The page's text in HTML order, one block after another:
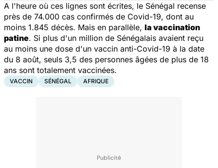
A l'heure où ces lignes sont écrites, le Sénégal recense
près de 74.000 cas confirmés de Covid-19, dont au
moins 1.845 décès. Mais en parallèle, la vaccination
patine. Si plus d'un million de Sénégalais avaient reçu
au moins une dose d'un vaccin anti-Covid-19 à la date
du 8 août, seuls 3,5 des personnes âgées de plus de 18
ans sont totalement vaccinées.
VACCIN SÉNÉGAL AFRIQUE